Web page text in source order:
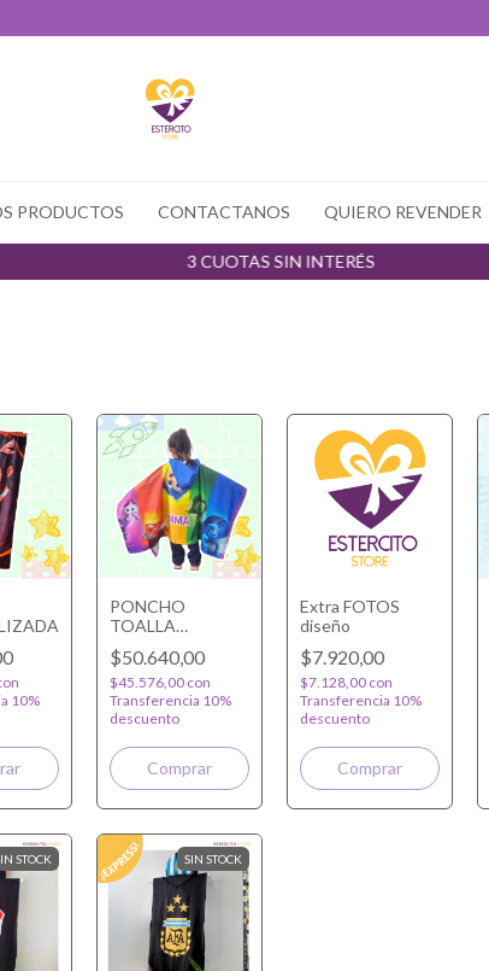
3 CUOTAS SIN INTERÉS
PRODUCTOS CONTACTANOS QUIERO REVENDER
10%
PONCHO
TOALLA
PERSONALIZADO
$50.640,00
$45.576,00 con
Transferencia 10%
descuento
Comprar
Extra FOTOS
diseño
$7.920,00
$7.128,00 con
Transferencia 10%
descuento
STOCK SIN STOCK